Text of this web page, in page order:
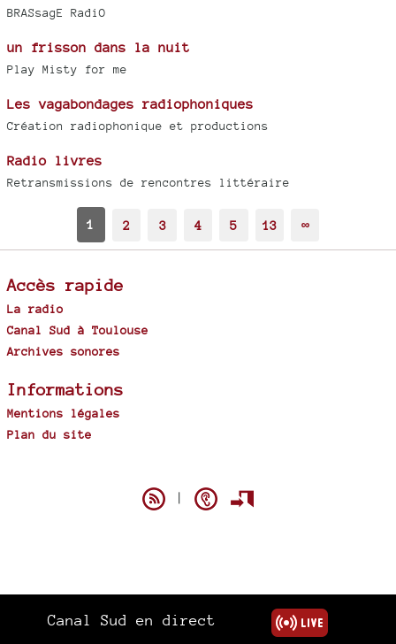
BRASsagE RadiO
un frisson dans la nuit
Play Misty for me
Les vagabondages radiophoniques
Création radiophonique et productions
Radio livres
Retransmissions de rencontres littéraire
1 2 3 4 5 13 ∞
Accès rapide
La radio
Canal Sud à Toulouse
Archives sonores
Informations
Mentions légales
Plan du site
|
Canal Sud en direct